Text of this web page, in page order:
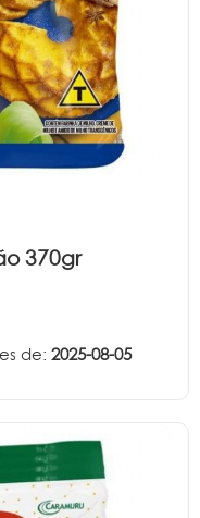
370gr
de: 2025-08-05